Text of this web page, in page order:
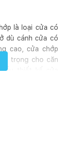
là loại cửa có
dù cánh cửa có
cao, cửa chớp
trọng cho căn
thiết kế cửa